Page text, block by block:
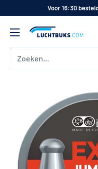
inhoud
Voor 16:30
Luchtbuks.com